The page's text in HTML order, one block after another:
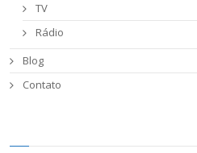
TV
Rádio
Blog
Contato